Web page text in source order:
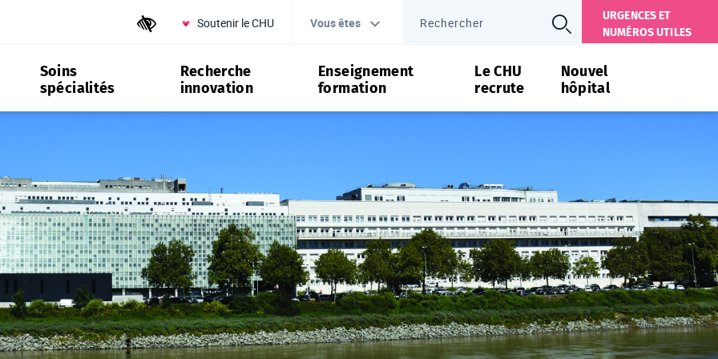
Outils d'accessibilité
Soutenir le CHU Vous êtes
URGENCES ET
NUMÉROS UTILES
Soins
spécialités
Recherche
innovation
Enseignement
formation
Le CHU
recrute
Nouvel
hôpital